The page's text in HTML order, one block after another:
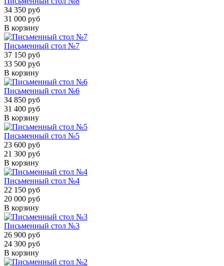
34 350 руб
31 000 руб
В корзину
Письменный стол №7
37 150 руб
33 500 руб
В корзину
Письменный стол №6
34 850 руб
31 400 руб
В корзину
Письменный стол №5
23 600 руб
21 300 руб
В корзину
Письменный стол №4
22 150 руб
20 000 руб
В корзину
Письменный стол №3
26 900 руб
24 300 руб
В корзину